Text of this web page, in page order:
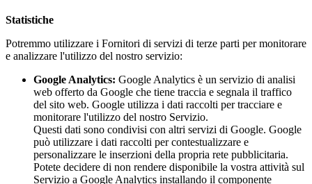
Statistiche
Potremmo utilizzare i Fornitori di servizi di terze parti per monitorare
e analizzare l'utilizzo del nostro servizio:
Google Analytics: Google Analytics è un servizio di analisi
web offerto da Google che tiene traccia e segnala il traffico
del sito web. Google utilizza i dati raccolti per tracciare e
monitorare l'utilizzo del nostro Servizio.
Questi dati sono condivisi con altri servizi di Google. Google
può utilizzare i dati raccolti per contestualizzare e
personalizzare le inserzioni della propria rete pubblicitaria.
Potete decidere di non rendere disponibile la vostra attività sul
Servizio a Google Analytics installando il componente